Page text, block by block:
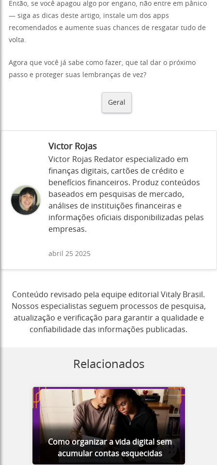
Então, se você apagou algo por engano, não entre em pânico
— siga as dicas deste artigo, instale um dos apps
recomendados e aumente suas chances de resgatar tudo de
volta.
Agora que você já sabe como fazer, que tal dar o próximo
passo e proteger suas lembranças de vez?
Geral
Victor Rojas
Victor Rojas Redator especializado em
finanças digitais, cartões de crédito e
benefícios financeiros. Produz conteúdos
baseados em pesquisas de mercado,
análises de instituições financeiras e
informações oficiais disponibilizadas pelas
empresas.
abril 25 2025
Conteúdo revisado pela equipe editorial Vitaly Brasil.
Nossos especialistas seguem processos de pesquisa,
atualização e verificação para garantir a qualidade e
confiabilidade das informações publicadas.
Relacionados
Como organizar a vida digital sem
acumular contas esquecidas